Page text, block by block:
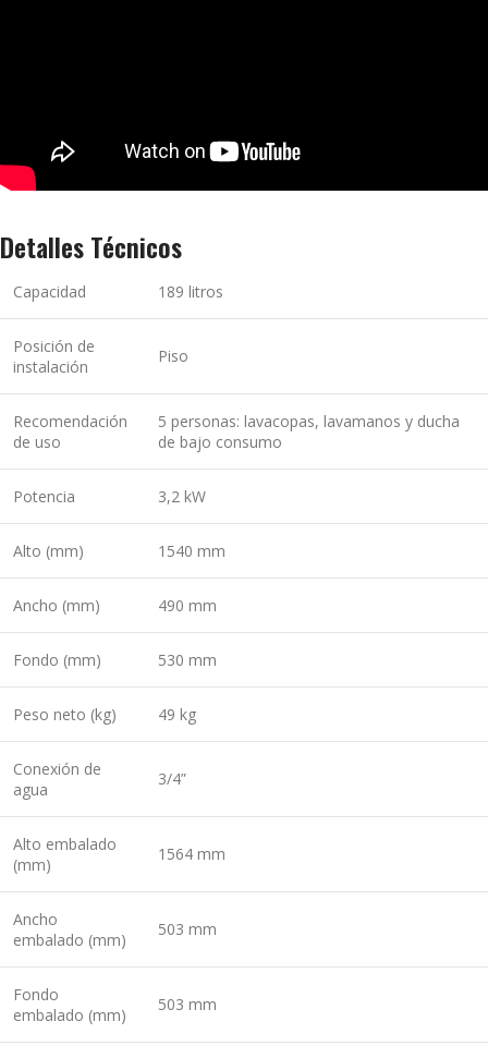
Detalles Técnicos
Capacidad 189 litros
Posición de
instalación
Piso
Recomendación
de uso
5 personas: lavacopas, lavamanos y ducha
de bajo consumo
Potencia 3,2 kW
Alto (mm) 1540 mm
Ancho (mm) 490 mm
Fondo (mm) 530 mm
Peso neto (kg) 49 kg
Conexión de
agua
3/4”
Alto embalado
(mm)
1564 mm
Ancho
embalado (mm)
503 mm
Fondo
embalado (mm)
503 mm